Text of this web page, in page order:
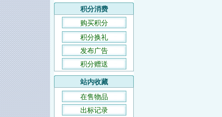
积分消费
购买积分
积分换礼
发布广告
积分赠送
站内收藏
在售物品
出标记录